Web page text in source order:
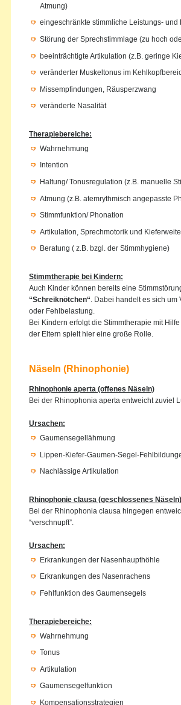
Atmung)
eingeschränkte stimmliche Leistungs-
Störung der Sprechstimmlage (zu hoch
beeinträchtigte Artikulation (z.B. geringe
veränderter Muskeltonus im
Missempfindungen, Räusperzwang
veränderte Nasalität
Therapiebereiche:
Wahrnehmung
Intention
Haltung/ Tonusregulation (z.B. manuelle
Atmung (z.B. atemrythmisch angepasste
Stimmfunktion/ Phonation
Artikulation, Sprechmotorik und Kieferweite
Beratung ( z.B. bzgl. der Stimmhygiene)
Stimmtherapie bei Kindern:
Auch Kinder können bereits eine
“Schreiknötchen“. Dabei handelt es sich
oder Fehlbelastung.
Bei Kindern erfolgt die Stimmtherapie mit
der Eltern spielt hier eine große Rolle.
Näseln (Rhinophonie)
Rhinophonie aperta (offenes Näseln)
Bei der Rhinophonia aperta entweicht zuviel
Ursachen:
Gaumensegellähmung
Lippen-Kiefer-Gaumen-Segel-
Nachlässige Artikulation
Rhinophonie clausa (geschlossenes Näseln)
Bei der Rhinophonia clausa hingegen
“verschnupft”.
Ursachen:
Erkrankungen der Nasenhaupthöhle
Erkrankungen des Nasenrachens
Fehlfunktion des Gaumensegels
Therapiebereiche:
Wahrnehmung
Tonus
Artikulation
Gaumensegelfunktion
Kompensationsstrategien